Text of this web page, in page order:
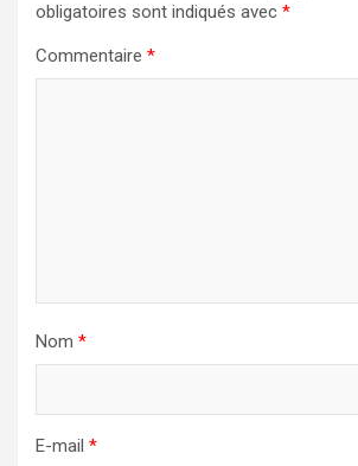
obligatoires sont indiqués avec *
Commentaire *
Nom *
E-mail *